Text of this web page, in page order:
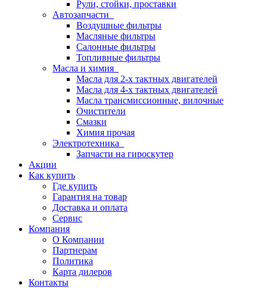
Рули, стойки, проставки
Автозапчасти
Воздушные фильтры
Масляные фильтры
Салонные фильтры
Топливные фильтры
Масла и химия
Масла для 2-х тактных двигателей
Масла для 4-х тактных двигателей
Масла трансмиссионные, вилочные
Очистители
Смазки
Химия прочая
Электротехника
Запчасти на гироскутер
Акции
Как купить
Где купить
Гарантия на товар
Доставка и оплата
Сервис
Компания
О Компании
Партнерам
Политика
Карта дилеров
Контакты